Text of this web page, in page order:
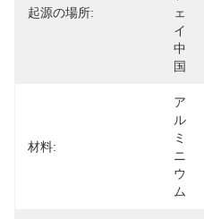
起源の場所:
ェ
イ
中
国
材料:
ア
ル
ミ
ニ
ウ
ム